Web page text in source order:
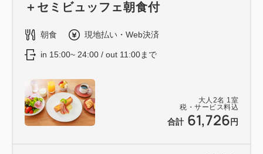
大人 2名 1室
税・サービス料込
合計 61,726 円
＋セミビュッフェ朝食付
朝食 現地払い・Web決済
in 15:00~ 24:00 / out 11:00まで